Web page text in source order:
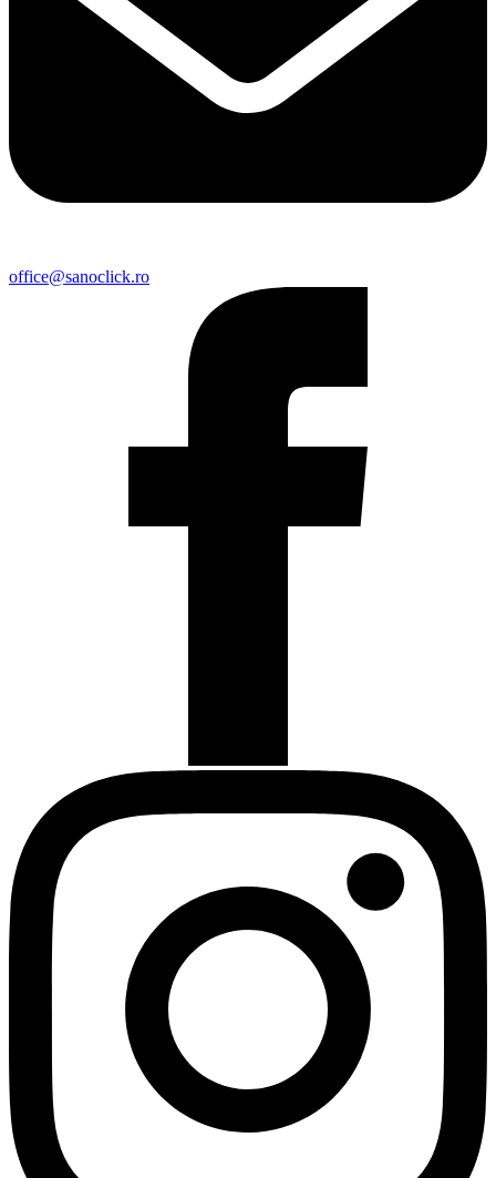
office@sanoclick.ro